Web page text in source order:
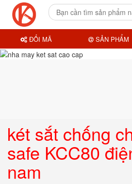
két sắt chống
safe KCC80
nam
ĐỔI MÃ SẢN PHẨM